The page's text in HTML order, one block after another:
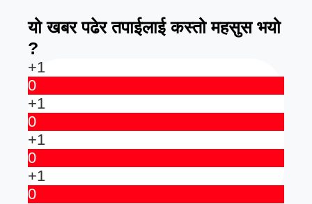
यो खबर पढेर तपाईलाई कस्तो महसुस भयो
?
+1
0
+1
0
+1
0
+1
0